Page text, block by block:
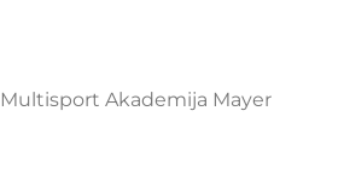
Multisport Akademija Mayer